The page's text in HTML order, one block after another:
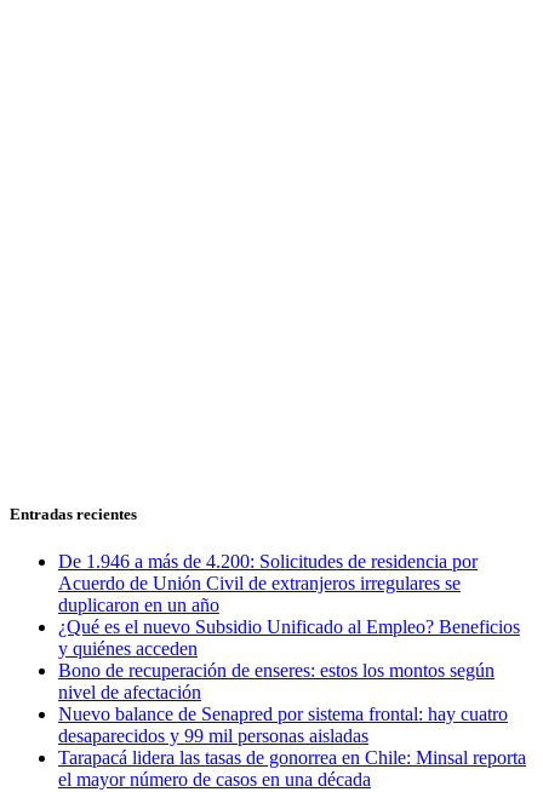
Entradas recientes
De 1.946 a más de 4.200: Solicitudes de residencia por
Acuerdo de Unión Civil de extranjeros irregulares se
duplicaron en un año
¿Qué es el nuevo Subsidio Unificado al Empleo? Beneficios
y quiénes acceden
Bono de recuperación de enseres: estos los montos según
nivel de afectación
Nuevo balance de Senapred por sistema frontal: hay cuatro
desaparecidos y 99 mil personas aisladas
Tarapacá lidera las tasas de gonorrea en Chile: Minsal reporta
el mayor número de casos en una década